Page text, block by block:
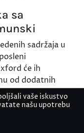
sa
sadržaja u
će ih
od dodatnih
ima i titlovanje
i audio sadržaja,
njihovu
postupak
vaše iskustvo
našu upotrebu